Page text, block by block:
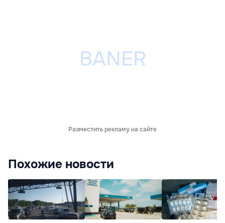
Разместить рекламу на сайте
Похожие новости